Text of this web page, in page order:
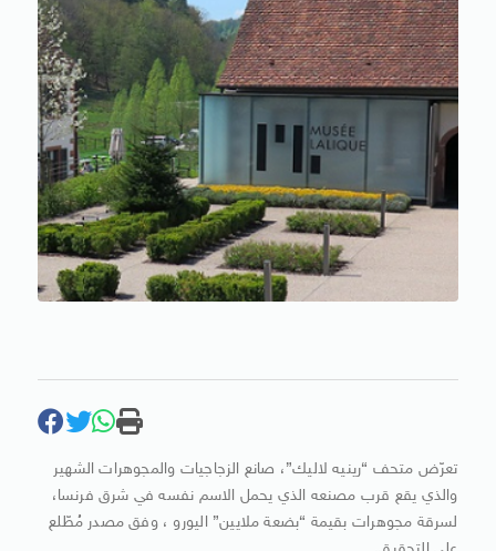
تعرّض متحف “رينيه لاليك”، صانع الزجاجيات والمجوهرات الشهير
والذي يقع قرب مصنعه الذي يحمل الاسم نفسه في شرق فرنسا،
لسرقة مجوهرات بقيمة “بضعة ملايين” اليورو ، وفق مصدر مُطّلع